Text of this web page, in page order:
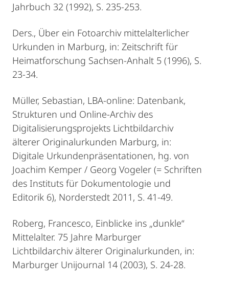
Jahrbuch 32 (1992), S. 235-253.
Ders., Über ein Fotoarchiv mittelalterlicher
Urkunden in Marburg, in: Zeitschrift für
Heimatforschung Sachsen-Anhalt 5 (1996), S.
23-34.
Müller, Sebastian, LBA-online: Datenbank,
Strukturen und Online-Archiv des
Digitalisierungsprojekts Lichtbildarchiv
älterer Originalurkunden Marburg, in:
Digitale Urkundenpräsentationen, hg. von
Joachim Kemper / Georg Vogeler (= Schriften
des Instituts für Dokumentologie und
Editorik 6), Norderstedt 2011, S. 41-49.
Roberg, Francesco, Einblicke ins „dunkle“
Mittelalter. 75 Jahre Marburger
Lichtbildarchiv älterer Originalurkunden, in:
Marburger Unijournal 14 (2003), S. 24-28.